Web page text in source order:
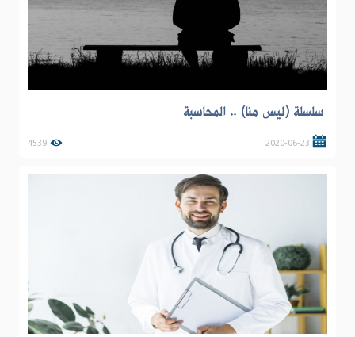
سلسلة (ليس منا) .. المحاسبة
2020-06-23
4539